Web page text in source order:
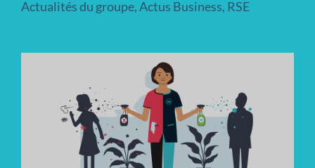
Actualités du groupe,Actus Business, RSE